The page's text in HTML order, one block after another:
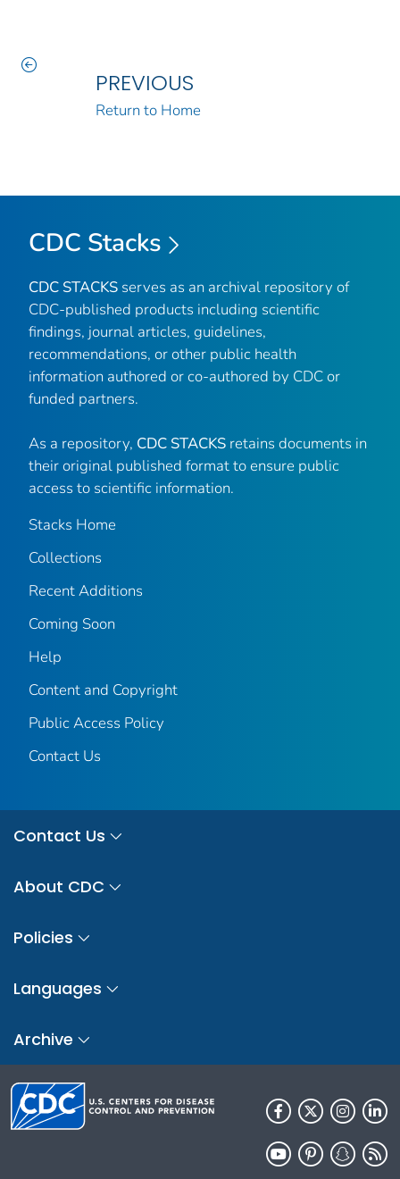
PREVIOUS
Return to Home
CDC Stacks
CDC STACKS serves as an archival repository of
CDC-published products including scientific
findings, journal articles, guidelines,
recommendations, or other public health
information authored or co-authored by CDC or
funded partners.
As a repository, CDC STACKS retains documents in
their original published format to ensure public
access to scientific information.
Stacks Home
Collections
Recent Additions
Coming Soon
Help
Content and Copyright
Public Access Policy
Contact Us
Contact Us
About CDC
Policies
Languages
Archive